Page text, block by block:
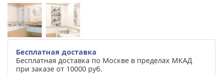
Бесплатная доставка
Бесплатная доставка по Москве в пределах МКАД
при заказе от 10000 руб.